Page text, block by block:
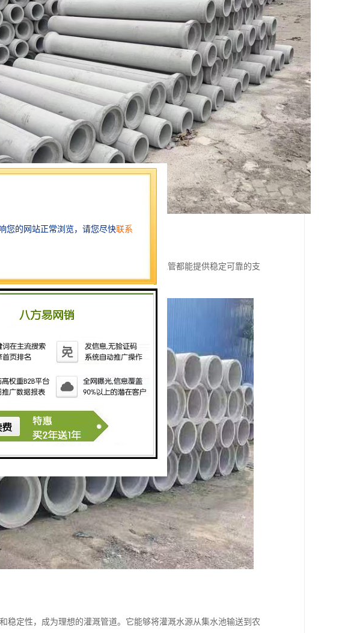
统、供水管道还是其他市政设施，衡水水泥管都能提供稳定可靠的支
稳定性，成为理想的灌溉管道。它能够将灌溉水源从集水池输送到农